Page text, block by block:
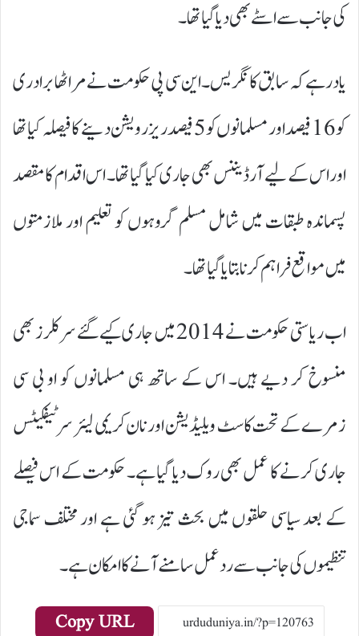
کی جانب سے اسٹے بھی دیا گیا تھا۔
یاد رہے کہ سابق کانگریس۔این سی پی حکومت نے مراٹھا برادری
کو 16 فیصد اور مسلمانوں کو 5 فیصد ریزرویشن دینے کا فیصلہ کیا تھا
اور اس کے لیے آرڈیننس بھی جاری کیا گیا تھا۔ اس اقدام کا مقصد
پسماندہ طبقات میں شامل مسلم گروہوں کو تعلیم اور ملازمتوں
میں مواقع فراہم کرنا بتایا گیا تھا۔
اب ریاستی حکومت نے 2014 میں جاری کیے گئے سرکلرز بھی
منسوخ کر دیے ہیں۔ اس کے ساتھ ہی مسلمانوں کو او بی سی
زمرے کے تحت کاسٹ ویلیڈیشن اور نان کریمی لیئر سرٹیفکیٹس
جاری کرنے کا عمل بھی روک دیا گیا ہے۔ حکومت کے اس فیصلے
کے بعد سیاسی حلقوں میں بحث تیز ہو گئی ہے اور مختلف سماجی
تنظیموں کی جانب سے ردعمل سامنے آنے کا امکان ہے۔
Copy URL